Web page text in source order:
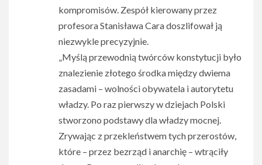
kompromisów. Zespół kierowany przez
profesora Stanisława Cara doszlifował ją
niezwykle precyzyjnie.
„Myślą przewodnią twórców konstytucji było
znalezienie złotego środka między dwiema
zasadami – wolności obywatela i autorytetu
władzy. Po raz pierwszy w dziejach Polski
stworzono podstawy dla władzy mocnej.
Zrywając z przekleństwem tych przerostów,
które – przez bezrząd i anarchię – wtrąciły